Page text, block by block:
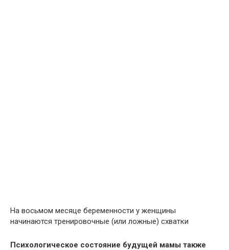
На восьмом месяце беременности у женщины
начинаются тренировочные (или ложные) схватки
Психологическое состояние будущей мамы также